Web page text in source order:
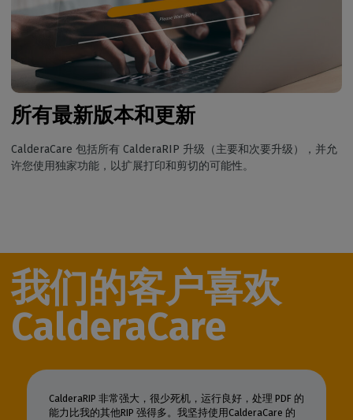
所有最新版本和更新
CalderaCare 包括所有 CalderaRIP 升级（主要和次要升级），并允
许您使用独家功能，以扩展打印和剪切的可能性。
我们的客户喜欢
CalderaCare
CalderaRIP 非常强大，很少死机，运行良好，处理 PDF 的
能力比我的其他RIP 强得多。我坚持使用CalderaCare 的